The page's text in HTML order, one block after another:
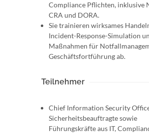
Compliance Pflichten, inklusive
CRA und DORA.
Sie trainieren wirksames
Incident-Response-Simulation
Maßnahmen für
Geschäftsfortführung ab.
Teilnehmer
Chief Information Security
Sicherheitsbeauftragte sowie
Führungskräfte aus IT,